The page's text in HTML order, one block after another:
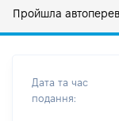
Пройшла
Дата та час
подання: